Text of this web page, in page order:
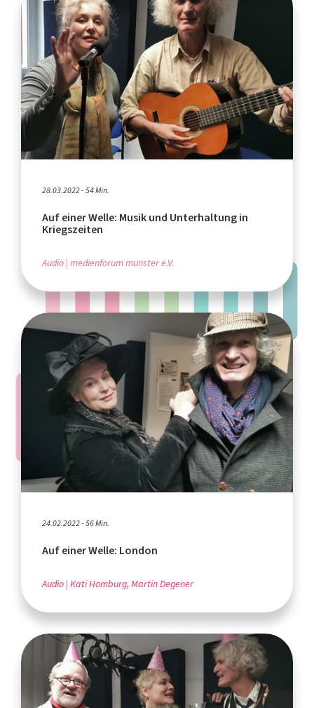
28.03.2022 - 54 Min.
Auf einer Welle: Musik und Unterhaltung in
Kriegszeiten
Audio medienforum münster e.V.
24.02.2022 - 56 Min.
Auf einer Welle: London
Audio Kati Homburg, Martin Degener